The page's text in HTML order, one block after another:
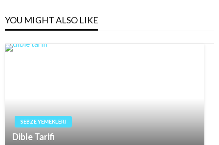
YOU MIGHT ALSO LIKE
SEBZE YEMEKLERI
Dible Tarifi